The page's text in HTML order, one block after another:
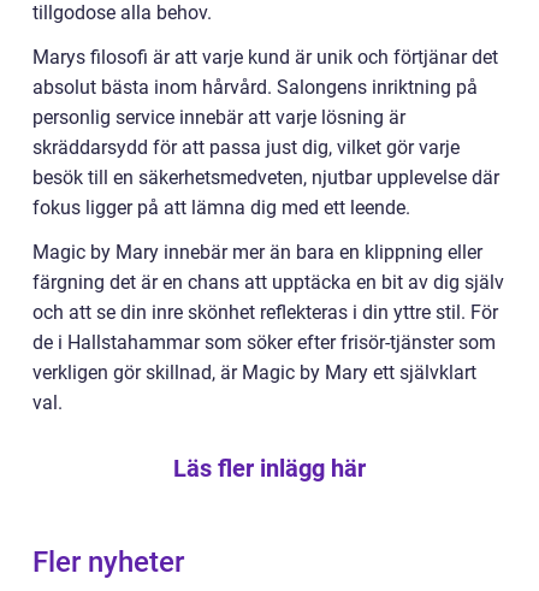
tillgodose alla behov.
Marys filosofi är att varje kund är unik och förtjänar det
absolut bästa inom hårvård. Salongens inriktning på
personlig service innebär att varje lösning är
skräddarsydd för att passa just dig, vilket gör varje
besök till en säkerhetsmedveten, njutbar upplevelse där
fokus ligger på att lämna dig med ett leende.
Magic by Mary innebär mer än bara en klippning eller
färgning det är en chans att upptäcka en bit av dig själv
och att se din inre skönhet reflekteras i din yttre stil. För
de i Hallstahammar som söker efter frisör-tjänster som
verkligen gör skillnad, är Magic by Mary ett självklart
val.
Läs fler inlägg här
Fler nyheter